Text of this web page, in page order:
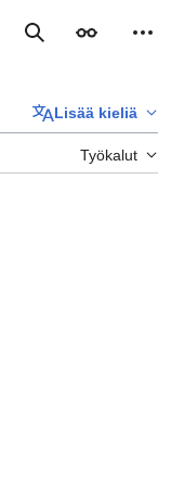
Haku Ulkoasu
Lisää kieliä
Työkalut